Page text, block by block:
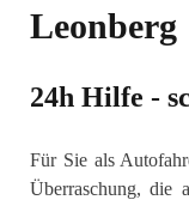
Leonberg
24h Hilfe -
Für Sie als
Überraschung, die